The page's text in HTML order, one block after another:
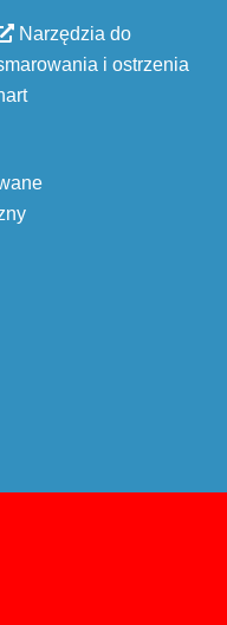
Narzędzia do
i ostrzenia